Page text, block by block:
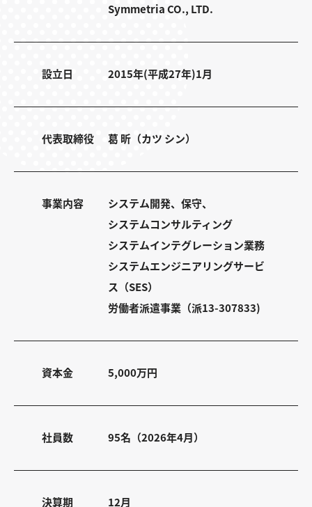
Symmetria CO., LTD.
設立日 2015年(平成27年)1月
代表取締役 葛 昕（カツ シン）
事業内容
システム開発、保守、
システムコンサルティング
システムインテグレーション業務
システムエンジニアリングサービ
ス（SES）
労働者派遣事業（派13-307833)
資本金 5,000万円
社員数 95名（2026年4月）
決算期 12月